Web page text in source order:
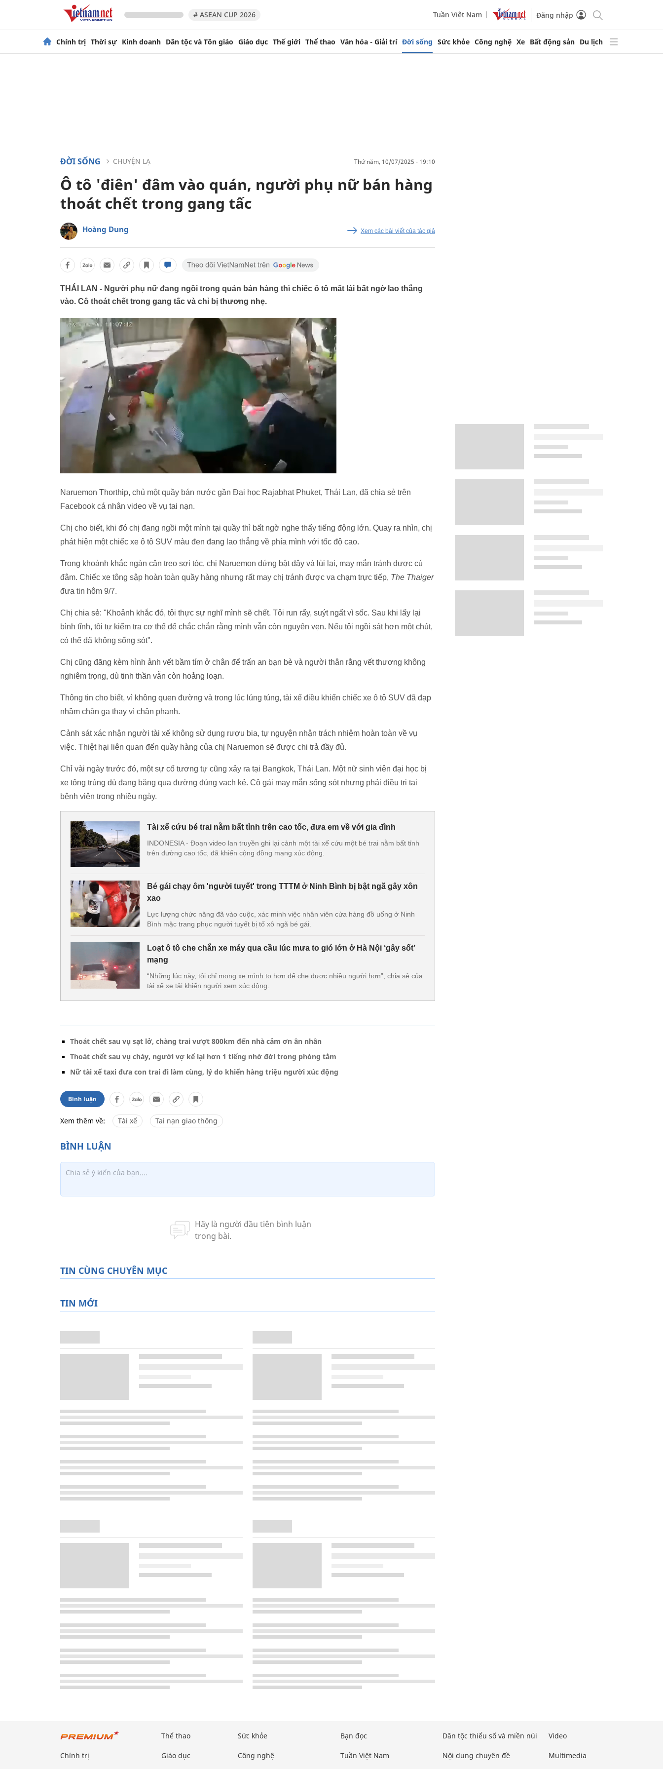
# ASEAN CUP 2026 Tuần Việt Nam Đăng nhập
Chính trị Thời sự Kinh doanh Dân tộc và Tôn giáo Giáo dục Thế giới Thể thao Văn hóa - Giải trí Đời sống Sức khỏe Công nghệ Xe Bất động sản Du lịch
ĐỜI SỐNG CHUYỆN LẠ thứ năm, 10/07/2025 - 19:10
Ô tô 'điên' đâm vào quán, người phụ nữ bán hàng
thoát chết trong gang tấc
Hoàng Dung Xem các bài viết của tác giả
THÁI LAN - Người phụ nữ đang ngồi trong quán bán hàng thì chiếc ô tô mất lái bất ngờ lao thẳng
vào. Cô thoát chết trong gang tấc và chỉ bị thương nhẹ.
Naruemon Thorthip, chủ một quầy bán nước gần Đại học Rajabhat Phuket, Thái Lan, đã chia sẻ trên
Facebook cá nhân video về vụ tai nạn.
Chị cho biết, khi đó chị đang ngồi một mình tại quầy thì bất ngờ nghe thấy tiếng động lớn. Quay ra nhìn, chị
phát hiện một chiếc xe ô tô SUV màu đen đang lao thẳng về phía mình với tốc độ cao.
Trong khoảnh khắc ngàn cân treo sợi tóc, chị Naruemon đứng bật dậy và lùi lại, may mắn tránh được cú
đâm. Chiếc xe tông sập hoàn toàn quầy hàng nhưng rất may chị tránh được va chạm trực tiếp, The Thaiger
đưa tin hôm 9/7.
Chị chia sẻ: "Khoảnh khắc đó, tôi thực sự nghĩ mình sẽ chết. Tôi run rẩy, suýt ngất vì sốc. Sau khi lấy lại
bình tĩnh, tôi tự kiểm tra cơ thể để chắc chắn rằng mình vẫn còn nguyên vẹn. Nếu tôi ngồi sát hơn một chút,
có thể đã không sống sót".
Chị cũng đăng kèm hình ảnh vết bầm tím ở chân để trấn an bạn bè và người thân rằng vết thương không
nghiêm trọng, dù tinh thần vẫn còn hoảng loạn.
Thông tin cho biết, vì không quen đường và trong lúc lúng túng, tài xế điều khiển chiếc xe ô tô SUV đã đạp
nhầm chân ga thay vì chân phanh.
Cảnh sát xác nhận người tài xế không sử dụng rượu bia, tự nguyện nhận trách nhiệm hoàn toàn về vụ
việc. Thiệt hại liên quan đến quầy hàng của chị Naruemon sẽ được chi trả đầy đủ.
Chỉ vài ngày trước đó, một sự cố tương tự cũng xảy ra tại Bangkok, Thái Lan. Một nữ sinh viên đại học bị
xe tông trúng dù đang băng qua đường đúng vạch kẻ. Cô gái may mắn sống sót nhưng phải điều trị tại
bệnh viện trong nhiều ngày.
Tài xế cứu bé trai nằm bất tỉnh trên cao tốc, đưa em về với gia đình
INDONESIA - Đoạn video lan truyền ghi lại cảnh một tài xế cứu một bé trai nằm bất tỉnh
trên đường cao tốc, đã khiến cộng đồng mạng xúc động.
Bé gái chạy ôm 'người tuyết' trong TTTM ở Ninh Bình bị bật ngã gây xôn
xao
Lực lượng chức năng đã vào cuộc, xác minh việc nhân viên cửa hàng đồ uống ở Ninh
Bình mặc trang phục người tuyết bị tố xô ngã bé gái.
Loạt ô tô che chắn xe máy qua cầu lúc mưa to gió lớn ở Hà Nội ‘gây sốt’
mạng
“Những lúc này, tôi chỉ mong xe mình to hơn để che được nhiều người hơn”, chia sẻ của
tài xế xe tải khiến người xem xúc động.
Thoát chết sau vụ sạt lở, chàng trai vượt 800km đến nhà cảm ơn ân nhân
Thoát chết sau vụ cháy, người vợ kể lại hơn 1 tiếng nhớ đời trong phòng tắm
Nữ tài xế taxi đưa con trai đi làm cùng, lý do khiến hàng triệu người xúc động
Bình luận
Xem thêm về: Tài xế Tai nạn giao thông
TIN CÙNG CHUYÊN MỤC
TIN MỚI
Chính trị
Thể thao
Giáo dục
Sức khỏe
Công nghệ
Bạn đọc
Tuần Việt Nam
Dân tộc thiểu số và miền núi
Nội dung chuyên đề
Video
Multimedia